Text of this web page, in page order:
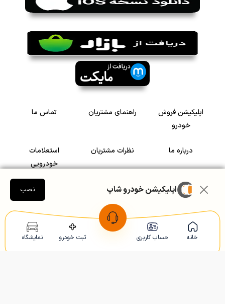
خانه حساب کاربری ثبت خودرو نمایشگاه
اپلیکیشن فروش
خودرو
راهنمای مشتریان تماس ما
درباره ما نظرات مشتریان
استعلامات
خودرویی
سرمایه گذاری در
رضایت مشتریان
Copyright © 2005-2026 Khodroshop.ir
اپلیکیشن خودرو شاپ نصب